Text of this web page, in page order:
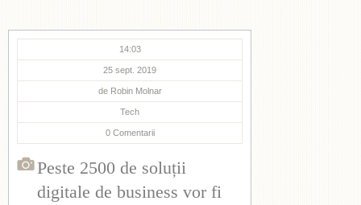
14:03
25 sept. 2019
de Robin Molnar
Tech
0 Comentarii
Peste 2500 de soluții
digitale de business vor fi